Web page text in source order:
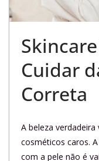
Cuidar
Correta
A beleza
cosméticos caros.
com a pele não é